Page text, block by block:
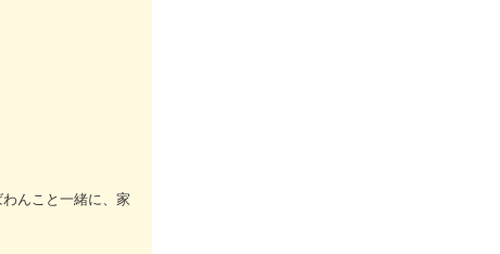
んこと一緒に、家